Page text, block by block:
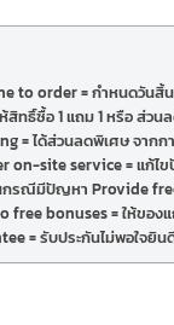
to order = กำหนดวันสิ้
ทธิ์ซื้อ 1 แถม 1 หรือ ส่วน
= ได้ส่วนลดพิเศษ จากก
on-site service = แก้ไ
กรณีมีปัญหา Provide
free bonuses = ให้ของ
= รับประกันไม่พอใจยิน